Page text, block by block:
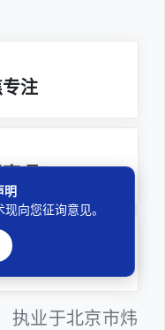
注
项
益
执业于北京市炜
明
向您征询意见。